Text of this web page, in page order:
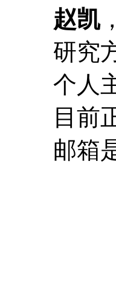
赵凯
研究
个人
目前
邮箱